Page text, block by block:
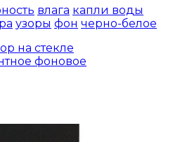
влага капли воды
узоры фон черно-белое
на стекле
фоновое